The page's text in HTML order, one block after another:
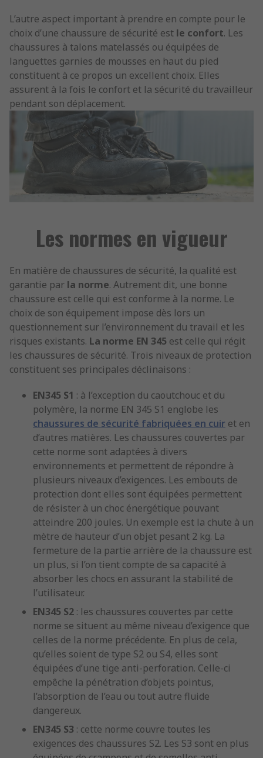
L’autre aspect important à prendre en compte pour le
choix d’une chaussure de sécurité est le confort. Les
chaussures à talons matelassés ou équipées de
languettes garnies de mousses en haut du pied
constituent à ce propos un excellent choix. Elles
assurent à la fois le confort et la sécurité du travailleur
pendant son déplacement.
Les normes en vigueur
En matière de chaussures de sécurité, la qualité est
garantie par la norme. Autrement dit, une bonne
chaussure est celle qui est conforme à la norme. Le
choix de son équipement impose dès lors un
questionnement sur l’environnement du travail et les
risques existants. La norme EN 345 est celle qui régit
les chaussures de sécurité. Trois niveaux de protection
constituent ses principales déclinaisons :
EN345 S1 : à l’exception du caoutchouc et du
polymère, la norme EN 345 S1 englobe les
chaussures de sécurité fabriquées en cuir et en
d’autres matières. Les chaussures couvertes par
cette norme sont adaptées à divers
environnements et permettent de répondre à
plusieurs niveaux d’exigences. Les embouts de
protection dont elles sont équipées permettent
de résister à un choc énergétique pouvant
atteindre 200 joules. Un exemple est la chute à un
mètre de hauteur d’un objet pesant 2 kg. La
fermeture de la partie arrière de la chaussure est
un plus, si l’on tient compte de sa capacité à
absorber les chocs en assurant la stabilité de
l’utilisateur.
EN345 S2 : les chaussures couvertes par cette
norme se situent au même niveau d’exigence que
celles de la norme précédente. En plus de cela,
qu’elles soient de type S2 ou S4, elles sont
équipées d’une tige anti-perforation. Celle-ci
empêche la pénétration d’objets pointus,
l’absorption de l’eau ou tout autre fluide
dangereux.
EN345 S3 : cette norme couvre toutes les
exigences des chaussures S2. Les S3 sont en plus